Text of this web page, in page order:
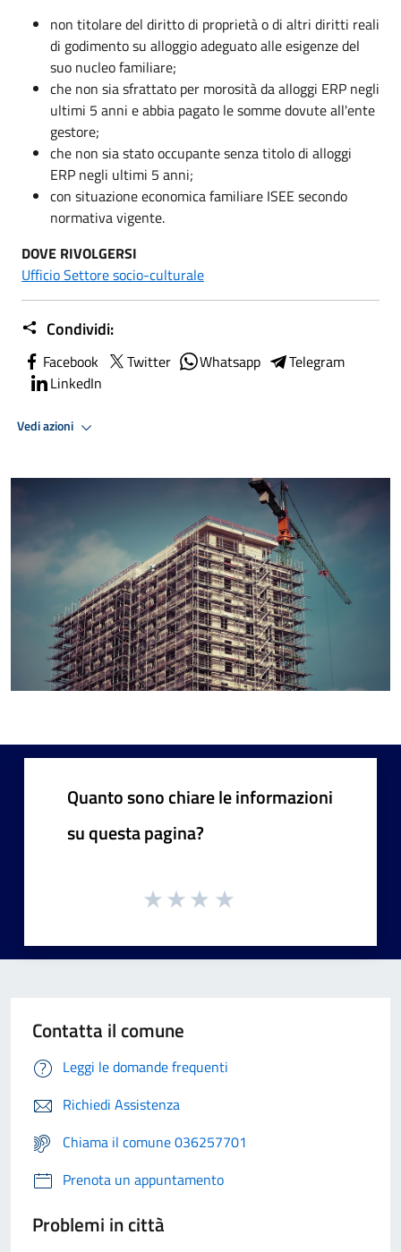
non titolare del diritto di proprietà o di altri diritti reali
di godimento su alloggio adeguato alle esigenze del
suo nucleo familiare;
che non sia sfrattato per morosità da alloggi ERP negli
ultimi 5 anni e abbia pagato le somme dovute all'ente
gestore;
che non sia stato occupante senza titolo di alloggi
ERP negli ultimi 5 anni;
con situazione economica familiare ISEE secondo
normativa vigente.
DOVE RIVOLGERSI
Ufficio Settore socio-culturale
Condividi:
Facebook Twitter Whatsapp
Telegram
LinkedIn
Vedi azioni
Quanto sono chiare le informazioni
su questa pagina?
Contatta il comune
Leggi le domande frequenti
Richiedi Assistenza
Chiama il comune 036257701
Prenota un appuntamento
Problemi in città